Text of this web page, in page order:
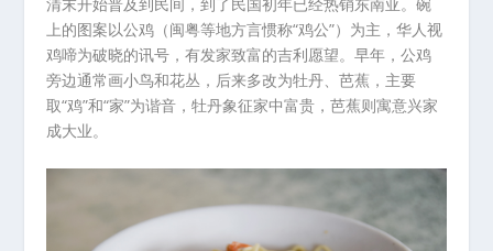
上的图案以公鸡（闽粤等地方言惯称“鸡公”）为主，华人视
鸡啼为破晓的讯号，有发家致富的吉利愿望。早年，公鸡
旁边通常画小鸟和花丛，后来多改为牡丹、芭蕉，主要
取“鸡”和“家”为谐音，牡丹象征家中富贵，芭蕉则寓意兴家
成大业。